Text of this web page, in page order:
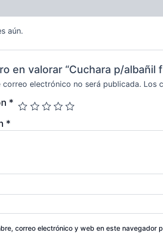
aún.
en valorar “Cuchara p/
correo electrónico no será publicada. Los
*
*
correo electrónico y web en este navegador